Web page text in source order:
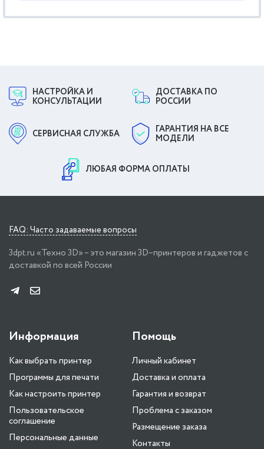
НАСТРОЙКА И
КОНСУЛЬТАЦИИ
ДОСТАВКА ПО
РОССИИ
СЕРВИСНАЯ СЛУЖБА
ГАРАНТИЯ НА ВСЕ
МОДЕЛИ
ЛЮБАЯ ФОРМА ОПЛАТЫ
FAQ: Часто задаваемые вопросы
3dpt.ru «Техно 3D» – это магазин 3D–принтеров и гаджетов с
доставкой по всей России
Информация
Как выбрать принтер
Программы для печати
Как настроить принтер
Пользовательское
соглашение
Персональные данные
Помощь
Личный кабинет
Доставка и оплата
Гарантия и возврат
Проблема с заказом
Размещение заказа
Контакты